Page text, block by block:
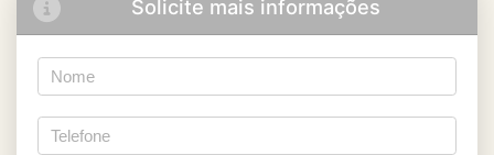
Solicite mais informações